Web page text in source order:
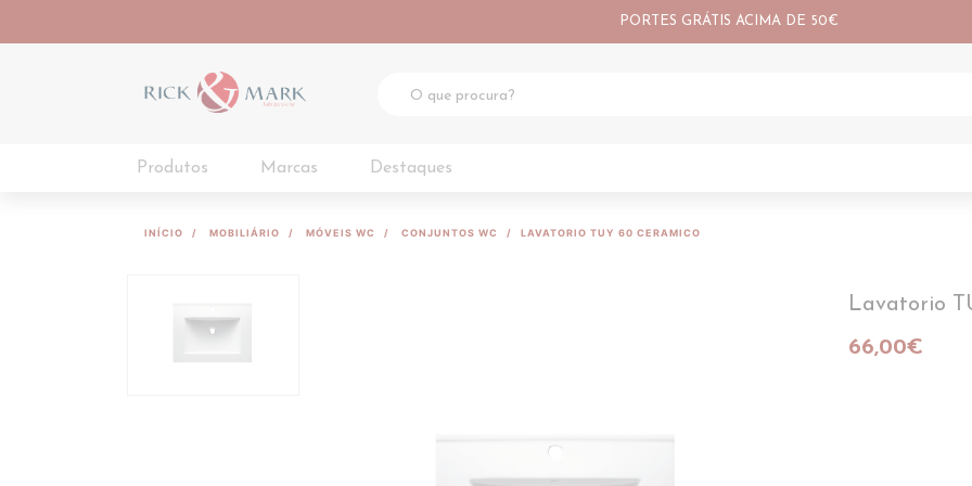
PORTES GRÁTIS ACIMA DE 50€
Produtos Marcas Destaques
INÍCIO MOBILIÁRIO MÓVEIS WC CONJUNTOS WC LAVATORIO TUY 60 CERAMICO
Lavatorio
66,00€